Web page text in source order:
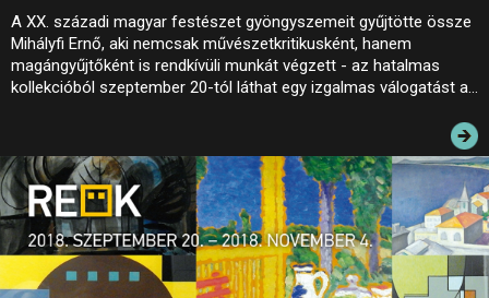
AZ ÉPÜLET
INFORMÁCIÓK
KONFERENCIA
ELÉRHETŐSÉG
PALOTASÉTÁK ÉS VEZETÉSEK
KÖZÉRDEKŰ ADATOK
A XX. századi magyar festészet gyöngyszemeit gyűjtötte össze
Mihályfi Ernő, aki nemcsak művészetkritikusként, hanem
magángyűjtőként is rendkívüli munkát végzett - az hatalmas
kollekcióból szeptember 20-tól láthat egy izgalmas válogatást a…